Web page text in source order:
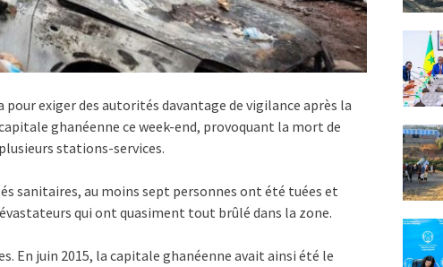
exiger des autorités davantage de vigilance après la
ghanéenne ce week-end, provoquant la mort de
stations-services.
sanitaires, au moins sept personnes ont été tuées et
qui ont quasiment tout brûlé dans la zone.
En juin 2015, la capitale ghanéenne avait ainsi été le